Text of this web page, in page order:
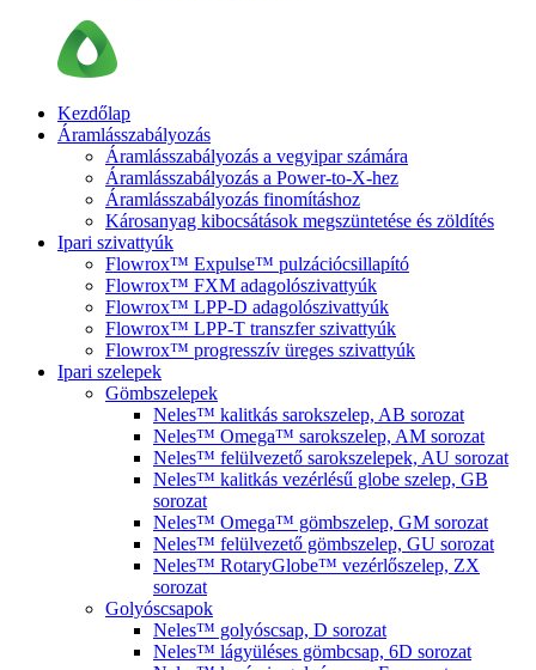
Kezdőlap
Áramlásszabályozás
Áramlásszabályozás a vegyipar számára
Áramlásszabályozás a Power-to-X-hez
Áramlásszabályozás finomításhoz
Károsanyag kibocsátások megszüntetése és zöldítés
Ipari szivattyúk
Flowrox™ Expulse™ pulzációcsillapító
Flowrox™ FXM adagolószivattyúk
Flowrox™ LPP-D adagolószivattyúk
Flowrox™ LPP-T transzfer szivattyúk
Flowrox™ progresszív üreges szivattyúk
Ipari szelepek
Gömbszelepek
Neles™ kalitkás sarokszelep, AB sorozat
Neles™ Omega™ sarokszelep, AM sorozat
Neles™ felülvezető sarokszelepek, AU sorozat
Neles™ kalitkás vezérlésű globe szelep, GB
sorozat
Neles™ Omega™ gömbszelep, GM sorozat
Neles™ felülvezető gömbszelep, GU sorozat
Neles™ RotaryGlobe™ vezérlőszelep, ZX
sorozat
Golyóscsapok
Neles™ golyóscsap, D sorozat
Neles™ lágyüléses gömbcsap, 6D sorozat